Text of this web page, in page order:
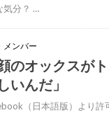
気分？ …
メンバー
のオックスが
いんだ」
（日本語版）より許